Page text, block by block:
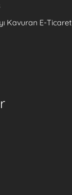
Kavuran E-Ticaret